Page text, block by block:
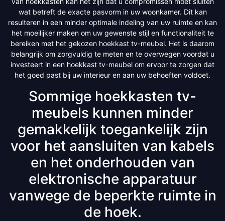
wat betreft de exacte pasvorm in uw woonkamer. Dit kan
resulteren in een minder optimale indeling van uw ruimte en kan
het moeilijker maken om uw gewenste stijl en functionaliteit te
bereiken met het gekozen hoekkast tv-meubel. Het is daarom
belangrijk om zorgvuldig te meten en te overwegen voordat u
investeert in een hoekkast tv-meubel om ervoor te zorgen dat
het goed past bij uw interieur en aan uw behoeften voldoet.
Sommige hoekkasten tv-
meubels kunnen minder
gemakkelijk toegankelijk zijn
voor het aansluiten van kabels
en het onderhouden van
elektronische apparatuur
vanwege de beperkte ruimte in
de hoek.